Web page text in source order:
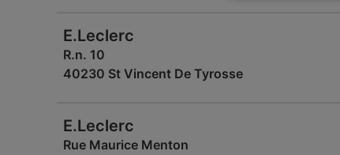
E.Leclerc
R.n. 10
40230 St Vincent De Tyrosse
E.Leclerc
Rue Maurice Menton